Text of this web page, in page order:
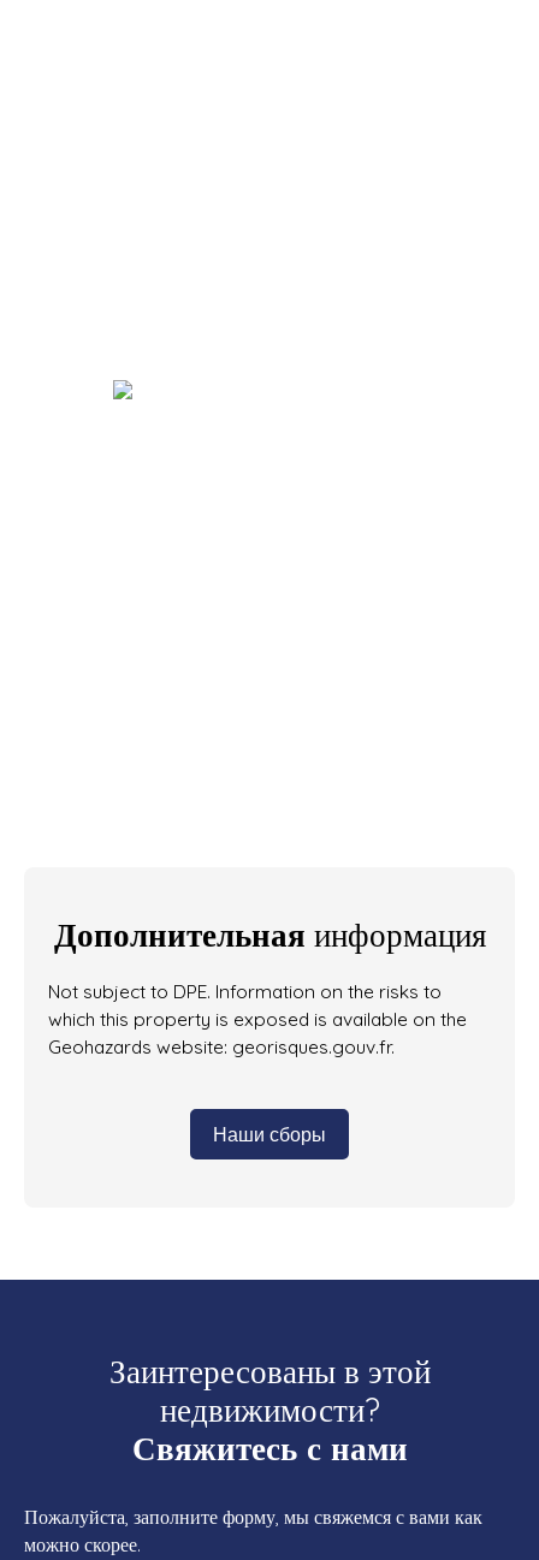
Дополнительная информация
Not subject to DPE. Information on the risks to
which this property is exposed is available on the
Geohazards website: georisques.gouv.fr.
Наши сборы
Заинтересованы в этой
недвижимости?
Свяжитесь с нами
Пожалуйста, заполните форму, мы свяжемся с вами как
можно скорее.